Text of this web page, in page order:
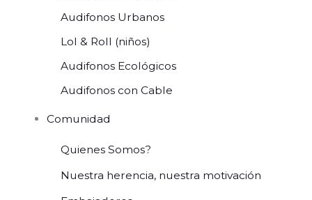
Audifonos Urbanos
Lol & Roll (niños)
Audifonos Ecológicos
Audifonos con Cable
Comunidad
Quienes Somos?
Nuestra herencia, nuestra motivación